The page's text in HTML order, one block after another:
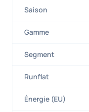
Saison
Gamme
Segment
Runflat
Énergie (EU)